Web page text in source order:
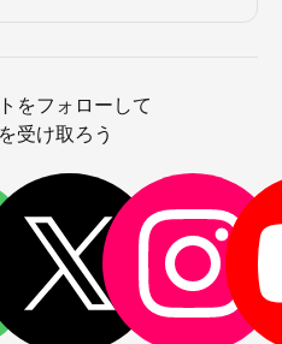
をフォローして
受け取ろう